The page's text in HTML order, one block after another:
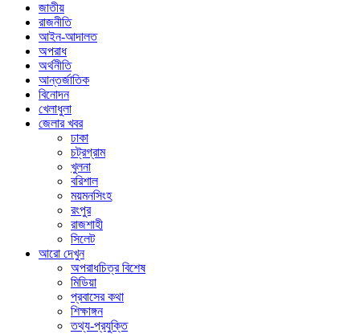
জাতীয়
রাজনীতি
আইন-আদালত
অপরাধ
অর্থনীতি
আন্তর্জাতিক
বিনোদন
খেলাধুলা
জেলার খবর
ঢাকা
চট্রগ্রাম
খুলনা
বরিশাল
ময়মনসিংহ
রংপুর
রাজশাহী
সিলেট
আরো দেখুন
অপরাধচিত্র বিশেষ
মিডিয়া
প্রবাসের কথা
শিক্ষাঙ্গন
তথ্য-প্রযুক্তি